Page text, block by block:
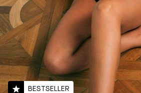
BESTSELLER